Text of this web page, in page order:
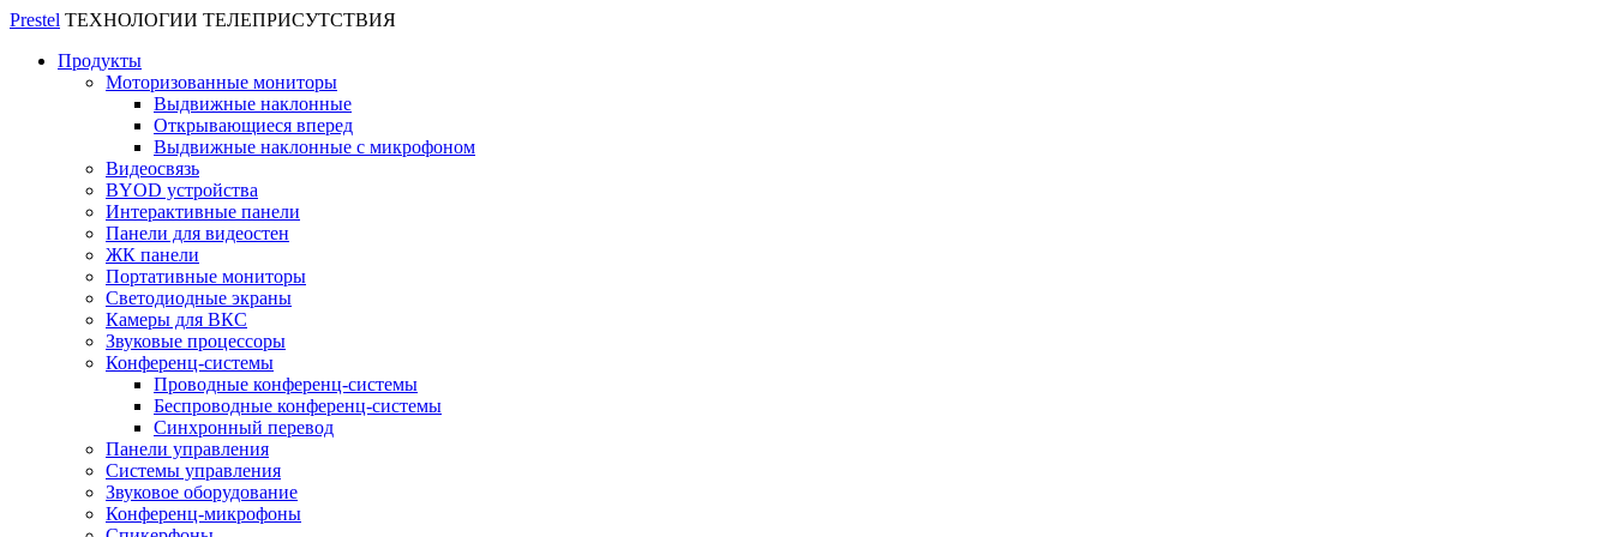
Prestel ТЕХНОЛОГИИ ТЕЛЕПРИСУТСТВИЯ
Продукты
Моторизованные мониторы
Выдвижные наклонные
Открывающиеся вперед
Выдвижные наклонные с микрофоном
Видеосвязь
BYOD устройства
Интерактивные панели
Панели для видеостен
ЖК панели
Портативные мониторы
Светодиодные экраны
Камеры для ВКС
Звуковые процессоры
Конференц-системы
Проводные конференц-системы
Беспроводные конференц-системы
Синхронный перевод
Панели управления
Системы управления
Звуковое оборудование
Конференц-микрофоны